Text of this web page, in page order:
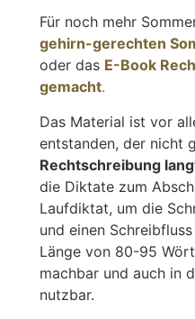
Für noch mehr
gehirn-gerechten
oder das E-Book
gemacht.
Das Material ist vor
entstanden, der nicht
Rechtschreibung
die Diktate zum
Laufdiktat, um die
und einen
Länge von 80-95
machbar und auch in
nutzbar.